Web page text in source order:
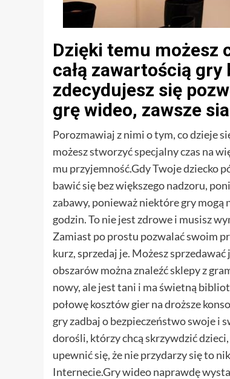
Dzięki temu możesz
całą zawartością gry
zdecydujesz się
grę wideo, zawsze
Porozmawiaj z nimi o tym, co dzieje
możesz stworzyć specjalny czas na
mu przyjemność.Gdy Twoje dziecko
bawić się bez większego nadzoru,
zabawy, ponieważ niektóre gry mogą
godzin. To nie jest zdrowe i musisz
Zamiast po prostu pozwalać swoim
kurz, sprzedaj je. Możesz
obszarów można znaleźć sklepy z
nowy, ale jest tani i ma świetną
połowę kosztów gier na droższe
gry zadbaj o bezpieczeństwo swoje i
dorośli, którzy chcą skrzywdzić
upewnić się, że nie przydarzy się to
Internecie.Gry wideo naprawdę